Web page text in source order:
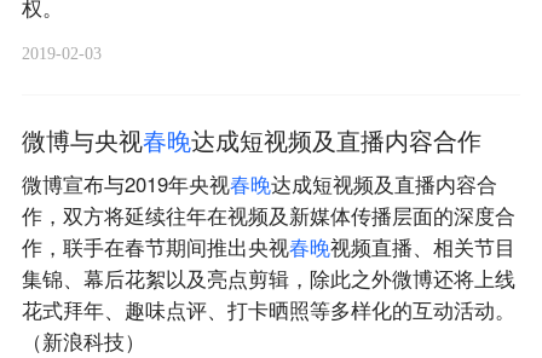
权。
2019-02-03
微博与央视春晚达成短视频及直播内容合作
微博宣布与2019年央视春晚达成短视频及直播内容合
作，双方将延续往年在视频及新媒体传播层面的深度合
作，联手在春节期间推出央视春晚视频直播、相关节目
集锦、幕后花絮以及亮点剪辑，除此之外微博还将上线
花式拜年、趣味点评、打卡晒照等多样化的互动活动。
（新浪科技）